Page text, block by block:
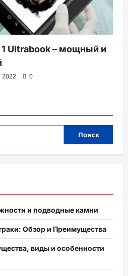
Ultrabook – мощный и
2022 0
Поиск
и подводные камни
Обзор и Преимущества
виды и особенности